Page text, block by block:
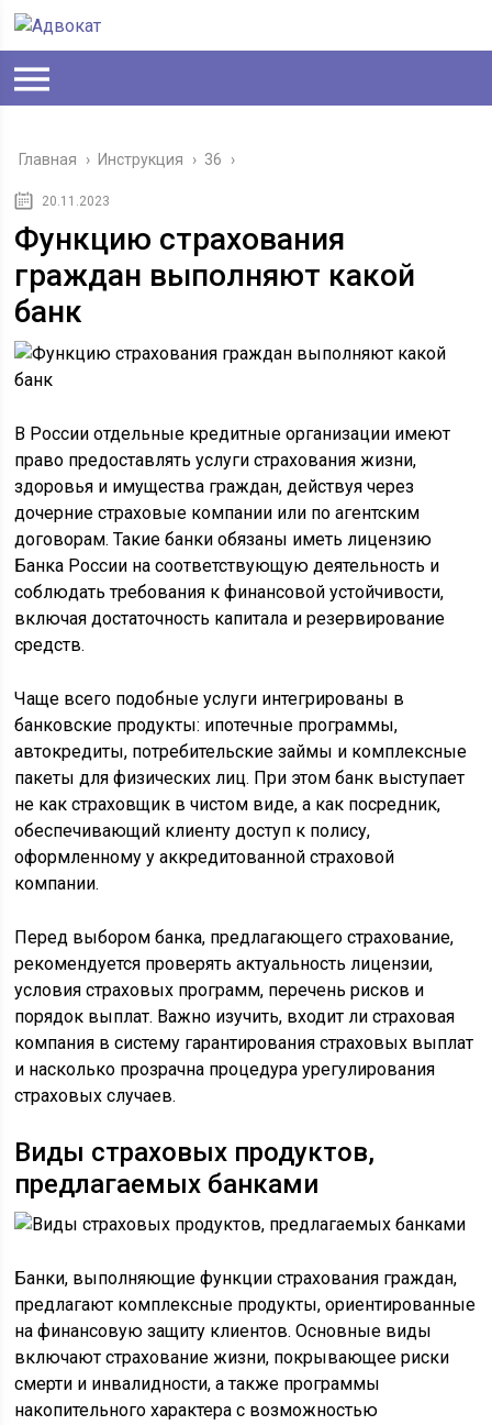
Главная › Инструкция › 36 ›
20.11.2023
Функцию страхования
граждан выполняют какой
банк
В России отдельные кредитные организации имеют
право предоставлять услуги страхования жизни,
здоровья и имущества граждан, действуя через
дочерние страховые компании или по агентским
договорам. Такие банки обязаны иметь лицензию
Банка России на соответствующую деятельность и
соблюдать требования к финансовой устойчивости,
включая достаточность капитала и резервирование
средств.
Чаще всего подобные услуги интегрированы в
банковские продукты: ипотечные программы,
автокредиты, потребительские займы и комплексные
пакеты для физических лиц. При этом банк выступает
не как страховщик в чистом виде, а как посредник,
обеспечивающий клиенту доступ к полису,
оформленному у аккредитованной страховой
компании.
Перед выбором банка, предлагающего страхование,
рекомендуется проверять актуальность лицензии,
условия страховых программ, перечень рисков и
порядок выплат. Важно изучить, входит ли страховая
компания в систему гарантирования страховых выплат
и насколько прозрачна процедура урегулирования
страховых случаев.
Виды страховых продуктов,
предлагаемых банками
Банки, выполняющие функции страхования граждан,
предлагают комплексные продукты, ориентированные
на финансовую защиту клиентов. Основные виды
включают страхование жизни, покрывающее риски
смерти и инвалидности, а также программы
накопительного характера с возможностью